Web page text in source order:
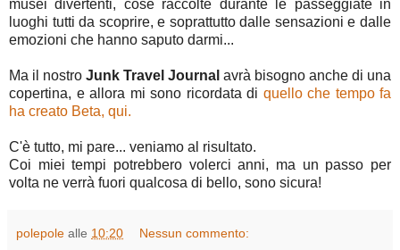
musei divertenti, cose raccolte durante le passeggiate in
luoghi tutti da scoprire, e soprattutto dalle sensazioni e dalle
emozioni che hanno saputo darmi...
Ma il nostro Junk Travel Journal avrà bisogno anche di una
copertina, e allora mi sono ricordata di quello che tempo fa
ha creato Beta, qui.
C'è tutto, mi pare... veniamo al risultato.
Coi miei tempi potrebbero volerci anni, ma un passo per
volta ne verrà fuori qualcosa di bello, sono sicura!
polepole alle 10:20 Nessun commento: